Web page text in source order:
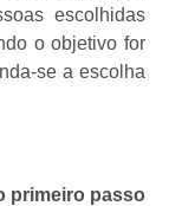
escolhidas
o objetivo for
se a escolha
primeiro passo